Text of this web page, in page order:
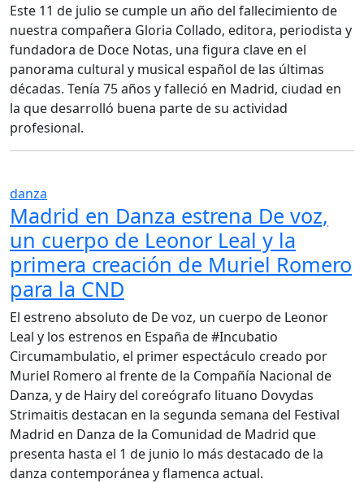
Este 11 de julio se cumple un año del fallecimiento de
nuestra compañera Gloria Collado, editora, periodista y
fundadora de Doce Notas, una figura clave en el
panorama cultural y musical español de las últimas
décadas. Tenía 75 años y falleció en Madrid, ciudad en
la que desarrolló buena parte de su actividad
profesional.
danza
Madrid en Danza estrena De voz,
un cuerpo de Leonor Leal y la
primera creación de Muriel Romero
para la CND
El estreno absoluto de De voz, un cuerpo de Leonor
Leal y los estrenos en España de #Incubatio
Circumambulatio, el primer espectáculo creado por
Muriel Romero al frente de la Compañía Nacional de
Danza, y de Hairy del coreógrafo lituano Dovydas
Strimaitis destacan en la segunda semana del Festival
Madrid en Danza de la Comunidad de Madrid que
presenta hasta el 1 de junio lo más destacado de la
danza contemporánea y flamenca actual.